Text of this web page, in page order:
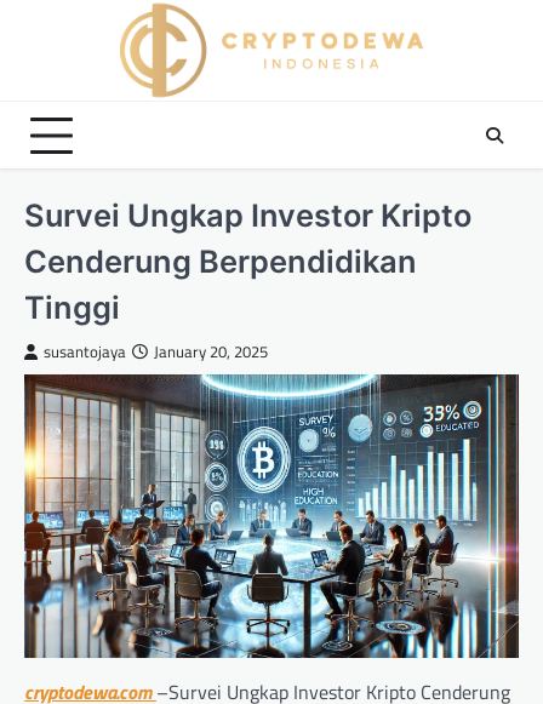
Survei Ungkap Investor Kripto
Cenderung Berpendidikan
Tinggi
susantojaya January 20, 2025
cryptodewa.com –Survei Ungkap Investor Kripto Cenderung